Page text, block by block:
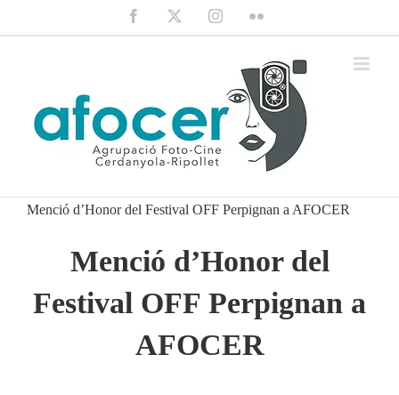
Facebook InstagramFlickr
Menció d’Honor del Festival OFF Perpignan a AFOCER
Menció d’Honor del
Festival OFF Perpignan a
AFOCER